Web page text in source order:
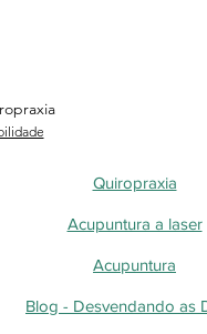
Quiropraxia
Acupuntura a laser
Acupuntura
Blog - Desvendando as